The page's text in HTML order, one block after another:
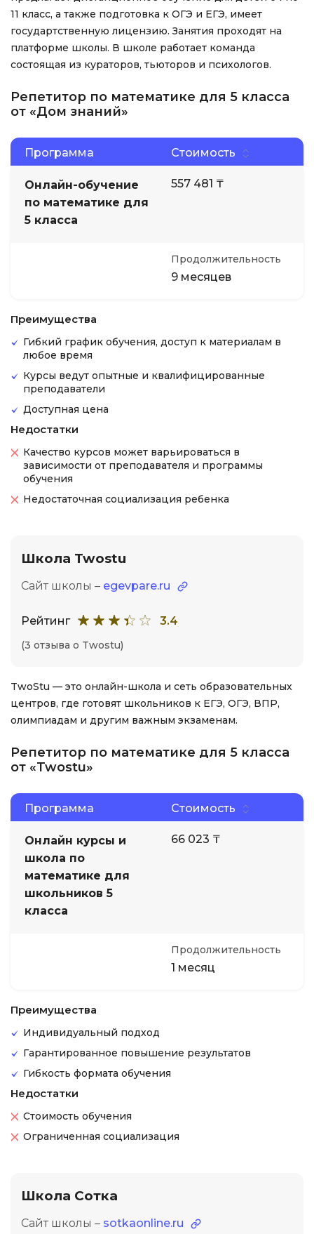
11 класс, а также подготовка к ОГЭ и ЕГЭ, имеет
государтственную лицензию. Занятия проходят на
платформе школы. В школе работает команда
состоящая из кураторов, тьюторов и психологов.
Репетитор по математике для 5 класса
от «Дом знаний»
Программа Стоимость
Онлайн-обучение
по математике для
5 класса
557 481 ₸
Продолжительность
9 месяцев
Преимущества
Гибкий график обучения, доступ к материалам в
любое время
Курсы ведут опытные и квалифицированные
преподаватели
Доступная цена
Недостатки
Качество курсов может варьироваться в
зависимости от преподавателя и программы
обучения
Недостаточная социализация ребенка
Школа Twostu
Сайт школы – egevpare.ru
Рейтинг 3.4
(3 отзыва о Twostu)
TwoStu — это онлайн-школа и сеть образовательных
центров, где готовят школьников к ЕГЭ, ОГЭ, ВПР,
олимпиадам и другим важным экзаменам.
Репетитор по математике для 5 класса
от «Twostu»
Программа Стоимость
Онлайн курсы и
школа по
математике для
школьников 5
класса
66 023 ₸
Продолжительность
1 месяц
Преимущества
Индивидуальный подход
Гарантированное повышение результатов
Гибкость формата обучения
Недостатки
Стоимость обучения
Ограниченная социализация
Школа Сотка
Сайт школы – sotkaonline.ru